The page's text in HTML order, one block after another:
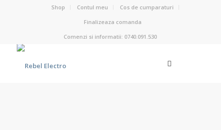
Shop Contul meu
Cos de cumparaturi
Finalizeaza comanda
Comenzi si informatii: 0740.091.530